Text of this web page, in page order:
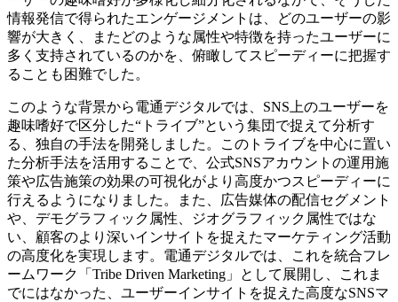
情報発信で得られたエンゲージメントは、どのユーザーの影
響が大きく、またどのような属性や特徴を持ったユーザーに
多く支持されているのかを、俯瞰してスピーディーに把握す
ることも困難でした。
このような背景から電通デジタルでは、SNS上のユーザーを
趣味嗜好で区分した“トライブ”という集団で捉えて分析す
る、独自の手法を開発しました。このトライブを中心に置い
た分析手法を活用することで、公式SNSアカウントの運用施
策や広告施策の効果の可視化がより高度かつスピーディーに
行えるようになりました。また、広告媒体の配信セグメント
や、デモグラフィック属性、ジオグラフィック属性ではな
い、顧客のより深いインサイトを捉えたマーケティング活動
の高度化を実現します。電通デジタルでは、これを統合フレ
ームワーク「Tribe Driven Marketing」として展開し、これま
でにはなかった、ユーザーインサイトを捉えた高度なSNSマ